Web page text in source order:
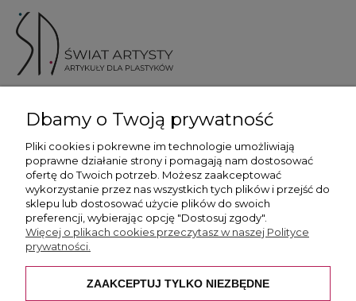
Więcej informacji
Płatność i dostawa
Pomoc
Dbamy o Twoją prywatność
Pliki cookies i pokrewne im technologie umożliwiają
poprawne działanie strony i pomagają nam dostosować
ofertę do Twoich potrzeb. Możesz zaakceptować
wykorzystanie przez nas wszystkich tych plików i przejść do
sklepu lub dostosować użycie plików do swoich
preferencji, wybierając opcję "Dostosuj zgody".
Więcej o plikach cookies przeczytasz w naszej Polityce
prywatności.
ZAAKCEPTUJ TYLKO NIEZBĘDNE